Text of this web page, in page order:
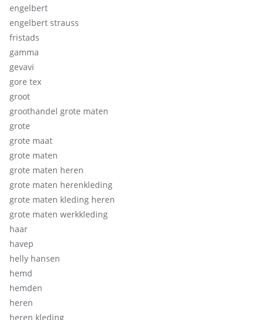
engelbert
engelbert strauss
fristads
gamma
gevavi
gore tex
groot
groothandel grote maten
grote
grote maat
grote maten
grote maten heren
grote maten herenkleding
grote maten kleding heren
grote maten werkkleding
haar
havep
helly hansen
hemd
hemden
heren
heren kleding